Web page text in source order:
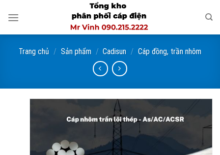
Trang chủ / Sản phẩm / Cadisun / Cáp đồng, trần nhôm